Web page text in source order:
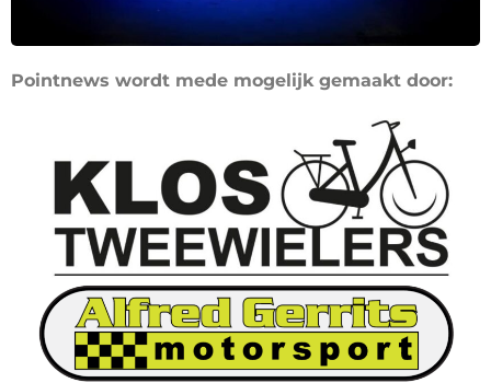
Pointnews wordt mede mogelijk gemaakt door: